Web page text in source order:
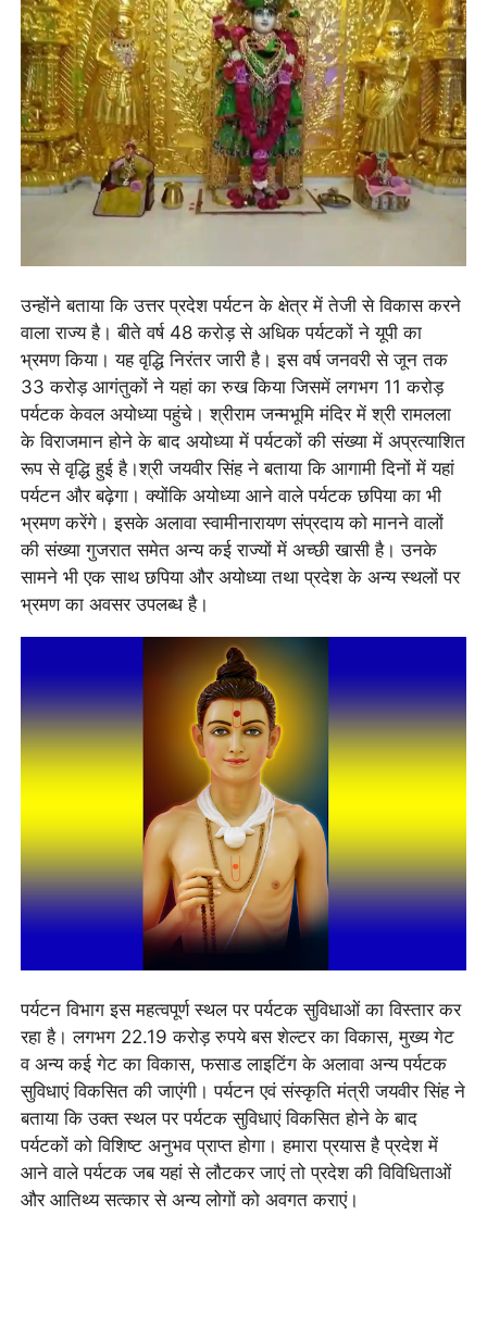
उन्होंने बताया कि उत्तर प्रदेश पर्यटन के क्षेत्र में तेजी से विकास करने
वाला राज्य है। बीते वर्ष 48 करोड़ से अधिक पर्यटकों ने यूपी का
भ्रमण किया। यह वृद्धि निरंतर जारी है। इस वर्ष जनवरी से जून तक
33 करोड़ आगंतुकों ने यहां का रुख किया जिसमें लगभग 11 करोड़
पर्यटक केवल अयोध्या पहुंचे। श्रीराम जन्मभूमि मंदिर में श्री रामलला
के विराजमान होने के बाद अयोध्या में पर्यटकों की संख्या में अप्रत्याशित
रूप से वृद्धि हुई है।श्री जयवीर सिंह ने बताया कि आगामी दिनों में यहां
पर्यटन और बढ़ेगा। क्योंकि अयोध्या आने वाले पर्यटक छपिया का भी
भ्रमण करेंगे। इसके अलावा स्वामीनारायण संप्रदाय को मानने वालों
की संख्या गुजरात समेत अन्य कई राज्यों में अच्छी खासी है। उनके
सामने भी एक साथ छपिया और अयोध्या तथा प्रदेश के अन्य स्थलों पर
भ्रमण का अवसर उपलब्ध है।
पर्यटन विभाग इस महत्वपूर्ण स्थल पर पर्यटक सुविधाओं का विस्तार कर
रहा है। लगभग 22.19 करोड़ रुपये बस शेल्टर का विकास, मुख्य गेट
व अन्य कई गेट का विकास, फसाड लाइटिंग के अलावा अन्य पर्यटक
सुविधाएं विकसित की जाएंगी। पर्यटन एवं संस्कृति मंत्री जयवीर सिंह ने
बताया कि उक्त स्थल पर पर्यटक सुविधाएं विकसित होने के बाद
पर्यटकों को विशिष्ट अनुभव प्राप्त होगा। हमारा प्रयास है प्रदेश में
आने वाले पर्यटक जब यहां से लौटकर जाएं तो प्रदेश की विविधिताओं
और आतिथ्य सत्कार से अन्य लोगों को अवगत कराएं।